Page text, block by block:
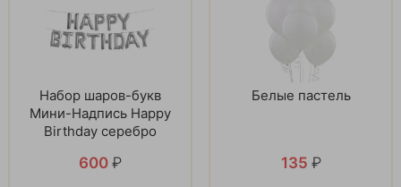
Набор шаров-букв
Мини-Надпись Happy
Birthday серебро
600 ₽
Белые пастель
135 ₽